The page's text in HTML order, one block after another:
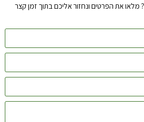
מלאו את הפרטים ונחזור אליכם בתוך זמן קצר